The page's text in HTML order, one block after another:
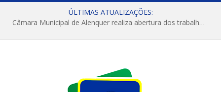
ÚLTIMAS ATUALIZAÇÕES:
Câmara Municipal de Alenquer realiza abertura dos trabalhos do 4º Período Legislativo